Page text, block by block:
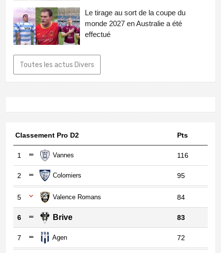
Le tirage au sort de la coupe du
monde 2027 en Australie a été
effectué
Toutes les actus Divers
Classement Pro D2 Pts
1 Vannes 116
2 Colomiers 95
5 Valence Romans 84
6 Brive 83
7 Agen 72